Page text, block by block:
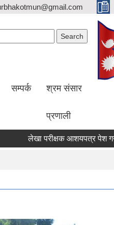
सम्पर्क श्रम संसार
प्रणाली
लेखा परीक्षक आशयपत्र पेश गर्ने